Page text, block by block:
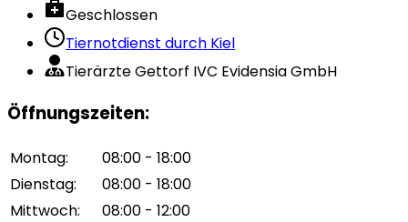
Geschlossen
Tiernotdienst durch Kiel
Tierärzte Gettorf IVC Evidensia GmbH
Öffnungszeiten:
Montag:
08:00 - 18:00
Dienstag:
08:00 - 18:00
Mittwoch:
08:00 - 12:00